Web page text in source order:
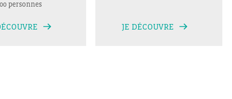
personnes
JE DÉCOUVRE